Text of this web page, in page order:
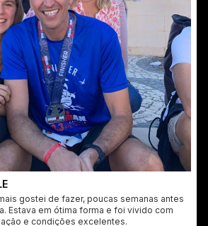
gostei de fazer, poucas semanas antes
Estava em ótima forma e foi vivido com
e condições excelentes.